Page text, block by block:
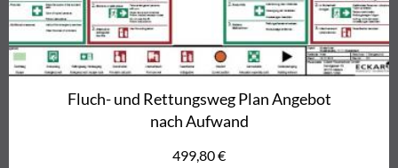
Fluch- und Rettungsweg Plan Angebot
nach Aufwand
499,80€